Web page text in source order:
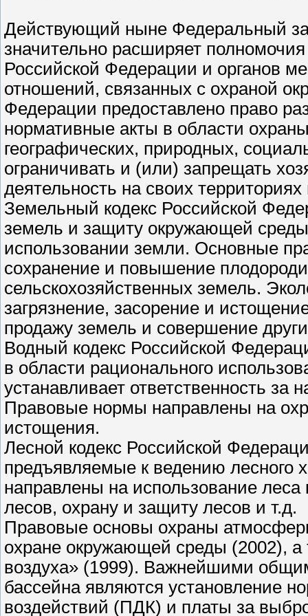
Действующий ныне Федеральный
значительно расширяет
Российской Федерации и органов
отношений, связанных с охраной
Федерации предоставлено право
нормативные акты в области
географических, природных,
ограничивать и (или) запрещать
деятельность на своих территориях
Земельный кодекс Российской
земель и защиту окружающей среды
использовании земли. Основные
сохранение и повышение
сельскохозяйственных земель.
загрязнение, засорение и
продажу земель и совершение
Водный кодекс Российской
в области рационального
устанавливает ответственность за
Правовые нормы направлены на
истощения.
Лесной кодекс Российской
предъявляемые к ведению лесного
направлены на использование леса
лесов, охрану и защиту лесов и т.д.
Правовые основы охраны
охране окружающей среды (2002), а
воздуха» (1999). Важнейшими
бассейна являются установление
воздействий (ПДК) и платы за